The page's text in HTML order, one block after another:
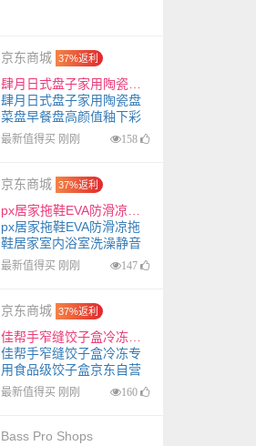
京东商城 37%返利
肆月日式盘子家用陶瓷盘
菜盘早餐盘高颜值釉下彩
餐具 小碗【4只】
最新值得买 刚刚 158
京东商城 37%返利
px居家拖鞋EVA防滑凉拖
鞋居家室内浴室洗澡静音
凉拖鞋高颜值女士 A款树
最新值得买 刚刚 147
京东商城 37%返利
佳帮手窄缝饺子盒冷冻专用食品级饺子盒京东自营速冻馄饨水饺收纳盒5层
佳帮手窄缝饺子盒冷冻专
用食品级饺子盒京东自营
速冻馄饨水饺收纳盒5层
最新值得买 刚刚 160
Bass Pro Shops